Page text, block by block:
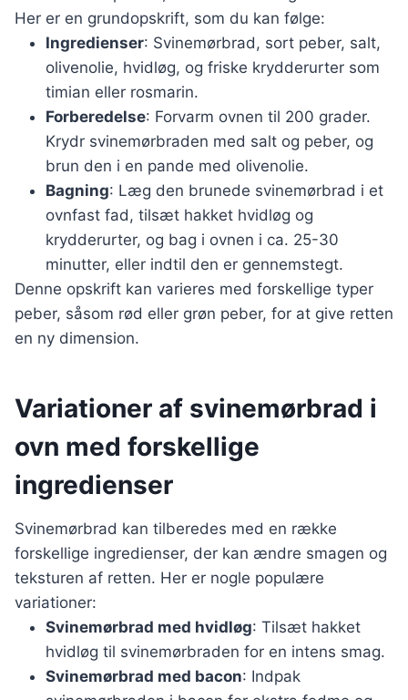
Her er en grundopskrift, som du kan følge:
Ingredienser: Svinemørbrad, sort peber, salt,
olivenolie, hvidløg, og friske krydderurter som
timian eller rosmarin.
Forberedelse: Forvarm ovnen til 200 grader.
Krydr svinemørbraden med salt og peber, og
brun den i en pande med olivenolie.
Bagning: Læg den brunede svinemørbrad i et
ovnfast fad, tilsæt hakket hvidløg og
krydderurter, og bag i ovnen i ca. 25-30
minutter, eller indtil den er gennemstegt.
Denne opskrift kan varieres med forskellige typer
peber, såsom rød eller grøn peber, for at give retten
en ny dimension.
Variationer af svinemørbrad i
ovn med forskellige
ingredienser
Svinemørbrad kan tilberedes med en række
forskellige ingredienser, der kan ændre smagen og
teksturen af retten. Her er nogle populære
variationer:
Svinemørbrad med hvidløg: Tilsæt hakket
hvidløg til svinemørbraden for en intens smag.
Svinemørbrad med bacon: Indpak